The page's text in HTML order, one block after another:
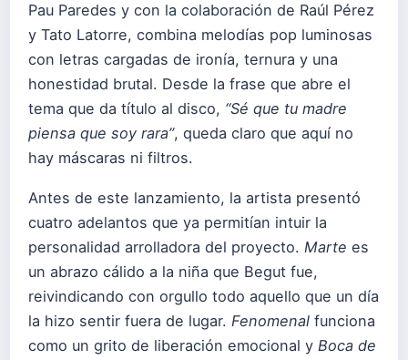
Pau Paredes y con la colaboración de Raúl Pérez
y Tato Latorre, combina melodías pop luminosas
con letras cargadas de ironía, ternura y una
honestidad brutal. Desde la frase que abre el
tema que da título al disco, “Sé que tu madre
piensa que soy rara”, queda claro que aquí no
hay máscaras ni filtros.
Antes de este lanzamiento, la artista presentó
cuatro adelantos que ya permitían intuir la
personalidad arrolladora del proyecto. Marte es
un abrazo cálido a la niña que Begut fue,
reivindicando con orgullo todo aquello que un día
la hizo sentir fuera de lugar. Fenomenal funciona
como un grito de liberación emocional y Boca de